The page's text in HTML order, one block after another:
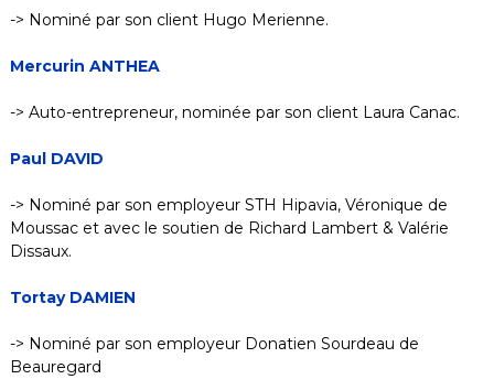
-> Nominé par son client Hugo Merienne.
Mercurin ANTHEA
-> Auto-entrepreneur, nominée par son client Laura Canac.
Paul DAVID
-> Nominé par son employeur STH Hipavia, Véronique de
Moussac et avec le soutien de Richard Lambert & Valérie
Dissaux.
Tortay DAMIEN
-> Nominé par son employeur Donatien Sourdeau de
Beauregard